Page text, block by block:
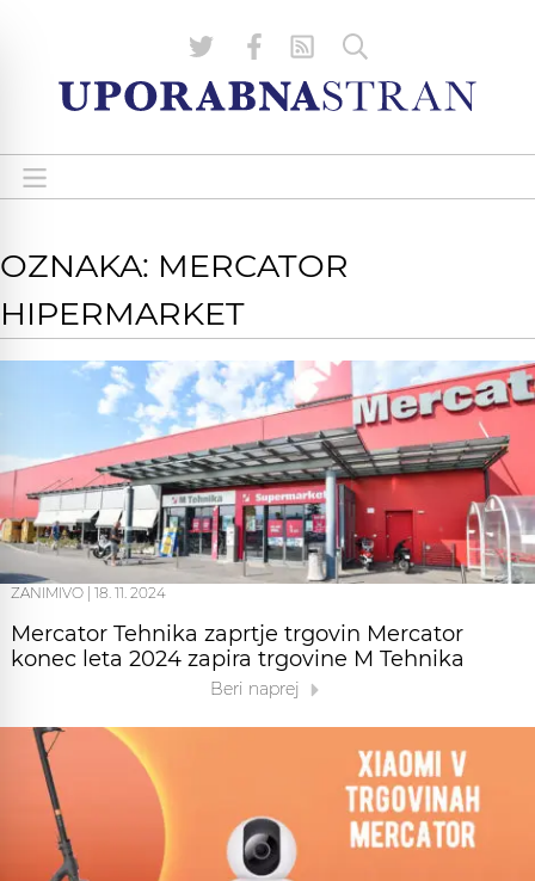
OZNAKA: MERCATOR
HIPERMARKET
ZANIMIVO 18. 11. 2024
Mercator Tehnika zaprtje trgovin Mercator
konec leta 2024 zapira trgovine M Tehnika
Beri naprej